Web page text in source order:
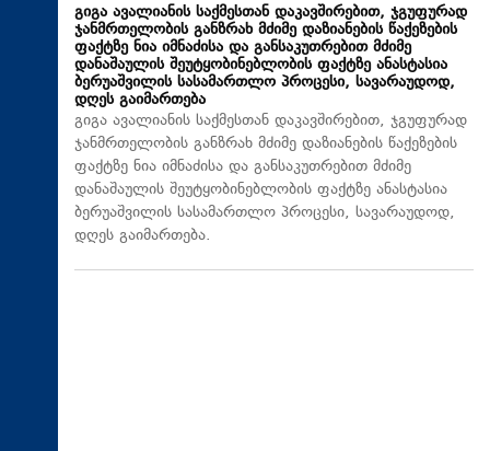
გიგა ავალიანის საქმესთან დაკავშირებით, ჯგუფურად
ჯანმრთელობის განზრახ მძიმე დაზიანების წაქეზების
ფაქტზე ნია იმნაძისა და განსაკუთრებით მძიმე
დანაშაულის შეუტყობინებლობის ფაქტზე ანასტასია
ბერუაშვილის სასამართლო პროცესი, სავარაუდოდ,
დღეს გაიმართება
გიგა ავალიანის საქმესთან დაკავშირებით, ჯგუფურად
ჯანმრთელობის განზრახ მძიმე დაზიანების წაქეზების
ფაქტზე ნია იმნაძისა და განსაკუთრებით მძიმე
დანაშაულის შეუტყობინებლობის ფაქტზე ანასტასია
ბერუაშვილის სასამართლო პროცესი, სავარაუდოდ,
დღეს გაიმართება.